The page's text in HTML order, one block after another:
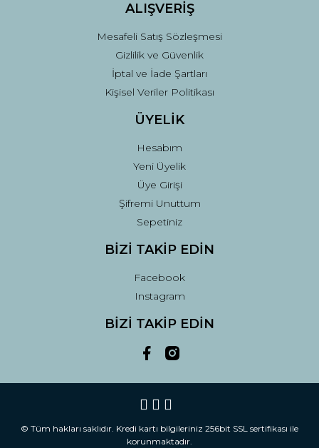
ALIŞVERİŞ
Mesafeli Satış Sözleşmesi
Gizlilik ve Güvenlik
İptal ve İade Şartları
Kişisel Veriler Politikası
ÜYELİK
Hesabım
Yeni Üyelik
Üye Girişi
Şifremi Unuttum
Sepetiniz
BİZİ TAKİP EDİN
Facebook
Instagram
BİZİ TAKİP EDİN
© Tüm hakları saklıdır. Kredi kartı bilgileriniz 256bit SSL sertifikası ile
korunmaktadır.